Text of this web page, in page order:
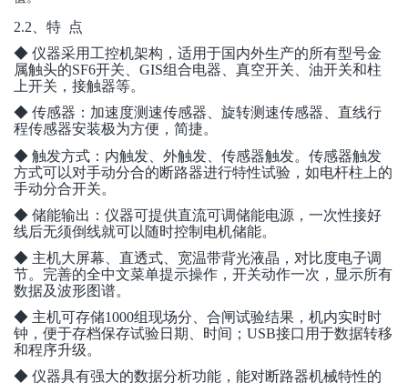
2.2 、特 点
◆ 仪器采用工控机架构，适用于国内外生产的所有型号金
属触头的SF6开关、GIS组合电器、真空开关、油开关和柱
上开关，接触器等。
◆ 传感器：加速度测速传感器、旋转测速传感器、直线行
程传感器安装极为方便，简捷。
◆ 触发方式：内触发、外触发、传感器触发。传感器触发
方式可以对手动分合的断路器进行特性试验，如电杆柱上的
手动分合开关。
◆ 储能输出：仪器可提供直流可调储能电源，一次性接好
线后无须倒线就可以随时控制电机储能。
◆ 主机大屏幕、直透式、宽温带背光液晶，对比度电子调
节。完善的全中文菜单提示操作，开关动作一次，显示所有
数据及波形图谱。
◆ 主机可存储1000组现场分、合闸试验结果，机内实时时
钟，便于存档保存试验日期、时间；USB接口用于数据转移
和程序升级。
◆ 仪器具有强大的数据分析功能，能对断路器机械特性的